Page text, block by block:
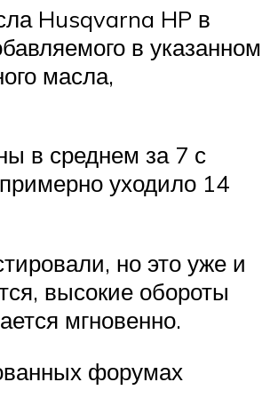
Husqvarna HP в
в указанном
масла,
в среднем за 7 с
примерно уходило 14
но это уже и
высокие обороты
мгновенно.
форумах